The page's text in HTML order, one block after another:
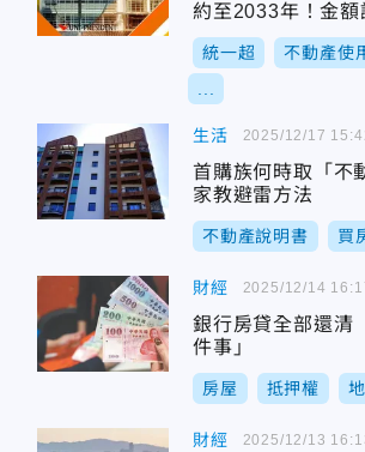
約至2033年！金
統一超 不動產使
生活
首購族何時取「不
家教避雷方法
不動產說明書 買
2025/12/17
財經
銀行房貸全部還
件事」
房屋 抵押權
2025/12/14
財經 2025/12/13